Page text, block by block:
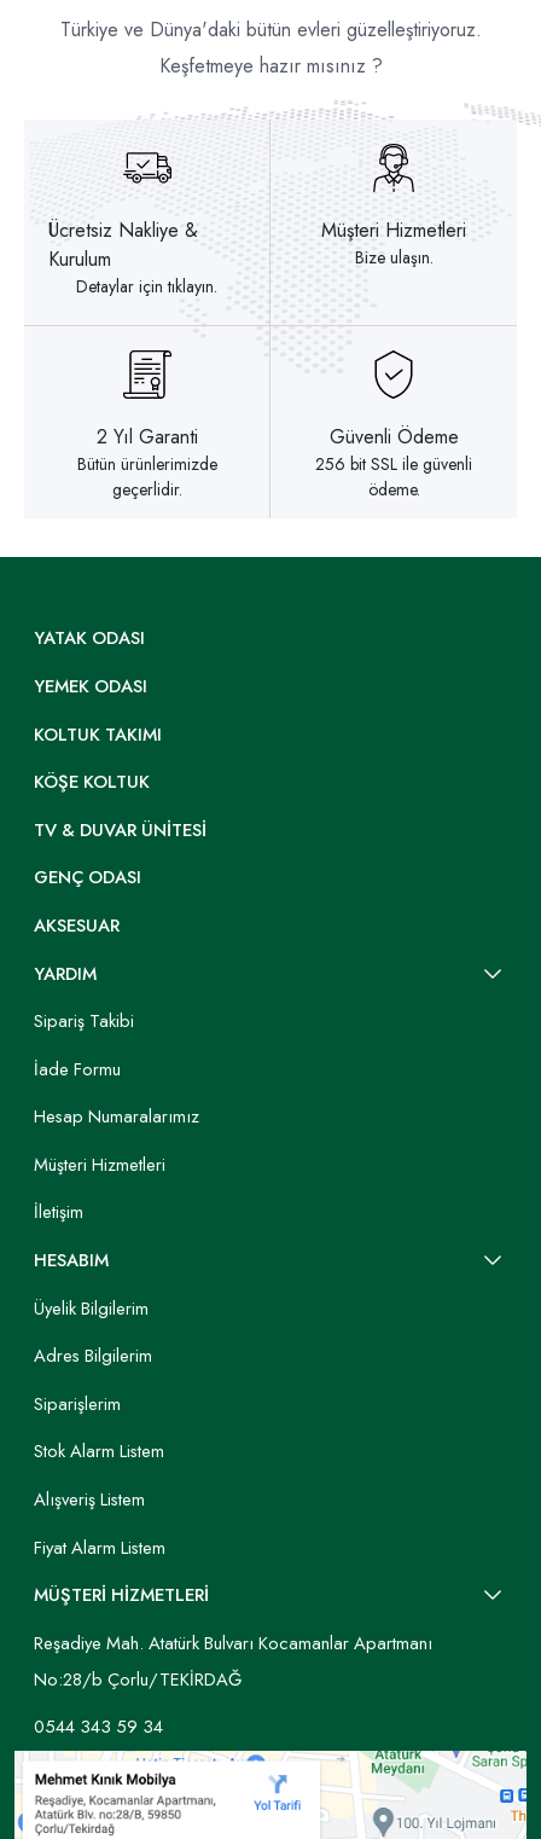
Türkiye ve Dünya'daki bütün evleri güzelleştiriyoruz.
Keşfetmeye hazır mısınız ?
Ücretsiz Nakliye &
Kurulum
Detaylar için tıklayın.
Müşteri Hizmetleri
Bize ulaşın.
2 Yıl Garanti
Bütün ürünlerimizde
geçerlidir.
Güvenli Ödeme
256 bit SSL ile güvenli
ödeme.
YATAK ODASI
YEMEK ODASI
KOLTUK TAKIMI
KÖŞE KOLTUK
TV & DUVAR ÜNITESI
GENÇ ODASI
AKSESUAR
YARDIM
Sipariş Takibi
İade Formu
Hesap Numaralarımız
Müşteri Hizmetleri
İletişim
HESABIM
Üyelik Bilgilerim
Adres Bilgilerim
Siparişlerim
Stok Alarm Listem
Alışveriş Listem
Fiyat Alarm Listem
MÜŞTERİ HİZMETLERİ
Reşadiye Mah. Atatürk Bulvarı Kocamanlar Apartmanı
No:28/b Çorlu/TEKİRDAĞ
0544 343 59 34